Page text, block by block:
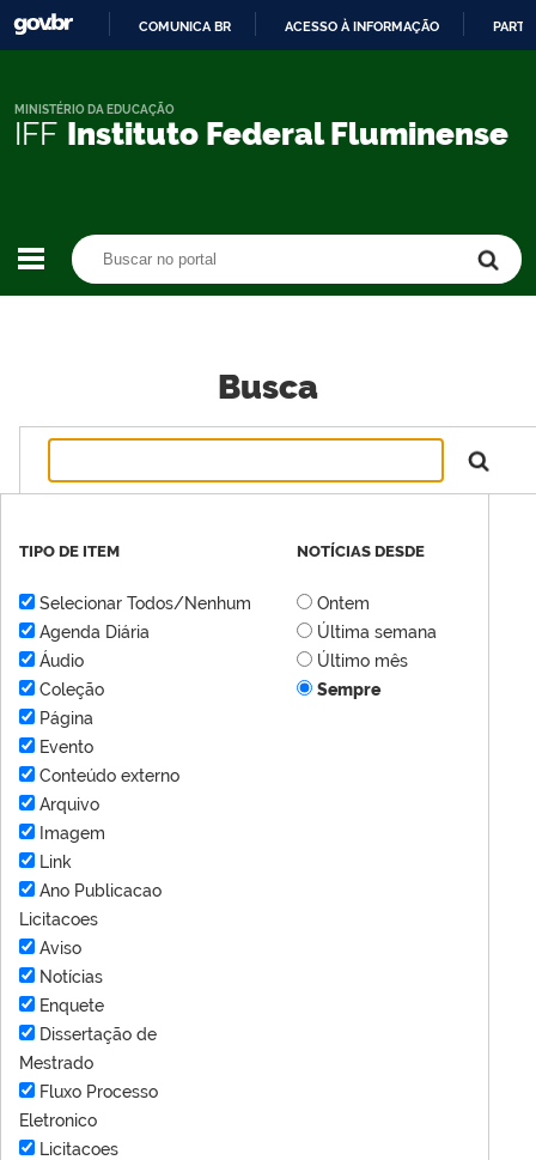
CONTEÚDO
COMUNICA BR ACESSO À INFORMAÇÃO
IFF Instituto Federal Fluminense
MINISTÉRIO DA EDUCAÇÃO
Busca
TIPO DE ITEM
Selecionar Todos/Nenhum
Agenda Diária
Áudio
Coleção
Página
Evento
Conteúdo externo
Arquivo
Imagem
Link
Ano Publicacao
Licitacoes
Aviso
Notícias
Enquete
Dissertação de
Mestrado
Fluxo Processo
Eletronico
Licitacoes
NOTÍCIAS DESDE
Ontem
Última semana
Último mês
Sempre